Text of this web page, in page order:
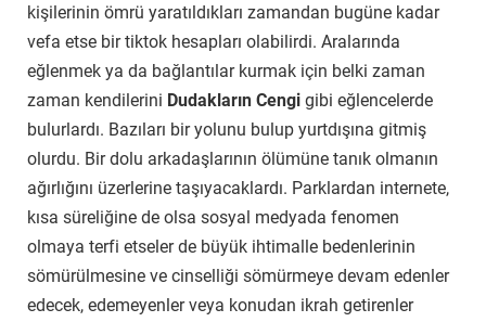
kişilerinin ömrü yaratıldıkları zamandan bugüne kadar
vefa etse bir tiktok hesapları olabilirdi. Aralarında
eğlenmek ya da bağlantılar kurmak için belki zaman
zaman kendilerini Dudakların Cengi gibi eğlencelerde
bulurlardı. Bazıları bir yolunu bulup yurtdışına gitmiş
olurdu. Bir dolu arkadaşlarının ölümüne tanık olmanın
ağırlığını üzerlerine taşıyacaklardı. Parklardan internete,
kısa süreliğine de olsa sosyal medyada fenomen
olmaya terfi etseler de büyük ihtimalle bedenlerinin
sömürülmesine ve cinselliği sömürmeye devam edenler
edecek, edemeyenler veya konudan ikrah getirenler